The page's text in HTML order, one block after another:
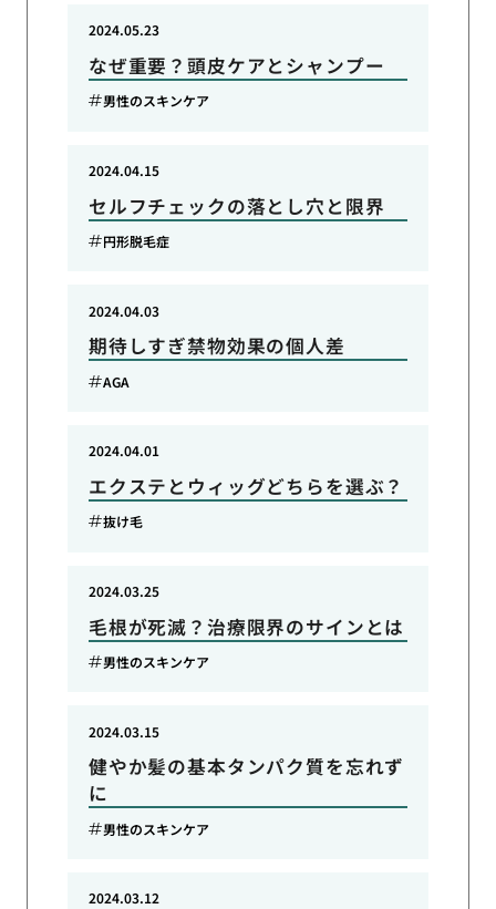
なぜ重要？頭皮ケアとシャンプー
2024.05.23
男性のスキンケア
セルフチェックの落とし穴と限界
2024.04.15
円形脱毛症
期待しすぎ禁物効果の個人差
2024.04.03
AGA
エクステとウィッグどちらを選ぶ？
2024.04.01
抜け毛
毛根が死滅？治療限界のサインとは
2024.03.25
男性のスキンケア
健やか髪の基本タンパク質を忘れず
に
2024.03.15
男性のスキンケア
2024.03.12